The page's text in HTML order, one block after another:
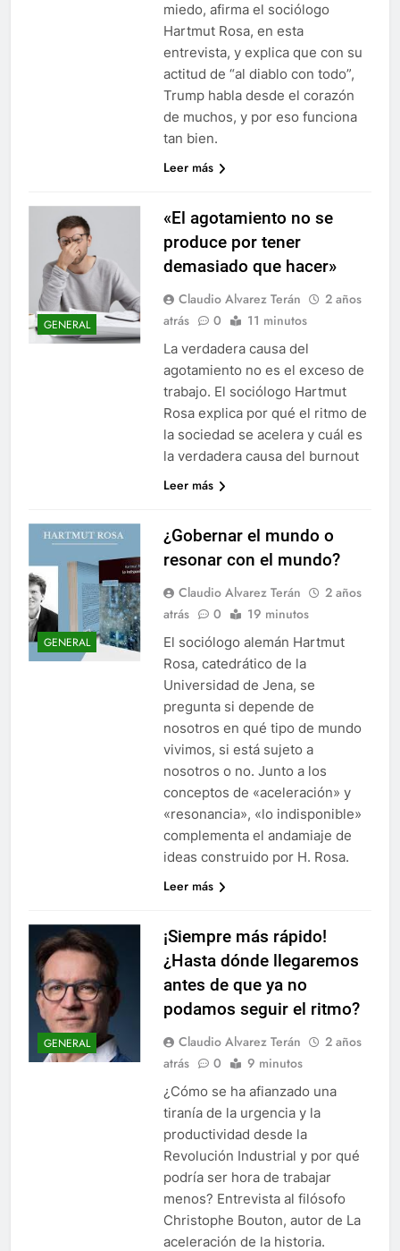
miedo, afirma el sociólogo
Hartmut Rosa, en esta
entrevista, y explica que con su
actitud de “al diablo con todo”,
Trump habla desde el corazón
de muchos, y por eso funciona
tan bien.
Leer más
GENERAL
«El agotamiento no se
produce por tener
demasiado que hacer»
Claudio Alvarez Terán
2 años
atrás
0 11 minutos
La verdadera causa del
agotamiento no es el exceso de
trabajo. El sociólogo Hartmut
Rosa explica por qué el ritmo de
la sociedad se acelera y cuál es
la verdadera causa del burnout
Leer más
GENERAL
¿Gobernar el mundo o
resonar con el mundo?
Claudio Alvarez Terán
2 años
atrás
0 19 minutos
El sociólogo alemán Hartmut
Rosa, catedrático de la
Universidad de Jena, se
pregunta si depende de
nosotros en qué tipo de mundo
vivimos, si está sujeto a
nosotros o no. Junto a los
conceptos de «aceleración» y
«resonancia», «lo indisponible»
complementa el andamiaje de
ideas construido por H. Rosa.
Leer más
GENERAL
¡Siempre más rápido!
¿Hasta dónde llegaremos
antes de que ya no
podamos seguir el ritmo?
Claudio Alvarez Terán
2 años
atrás
0 9 minutos
¿Cómo se ha afianzado una
tiranía de la urgencia y la
productividad desde la
Revolución Industrial y por qué
podría ser hora de trabajar
menos? Entrevista al filósofo
Christophe Bouton, autor de La
aceleración de la historia.